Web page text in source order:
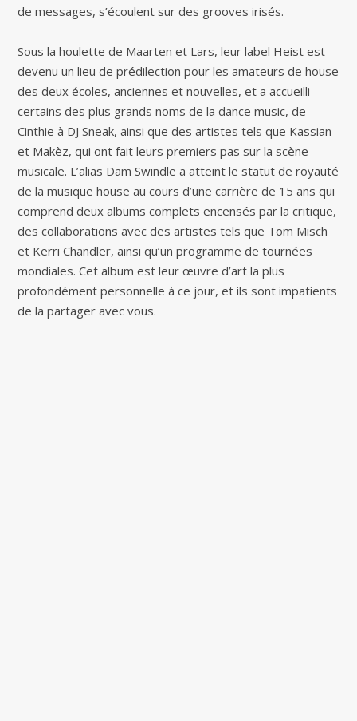
de messages, s’écoulent sur des grooves irisés.
Sous la houlette de Maarten et Lars, leur label Heist est
devenu un lieu de prédilection pour les amateurs de house
des deux écoles, anciennes et nouvelles, et a accueilli
certains des plus grands noms de la dance music, de
Cinthie à DJ Sneak, ainsi que des artistes tels que Kassian
et Makèz, qui ont fait leurs premiers pas sur la scène
musicale. L’alias Dam Swindle a atteint le statut de royauté
de la musique house au cours d’une carrière de 15 ans qui
comprend deux albums complets encensés par la critique,
des collaborations avec des artistes tels que Tom Misch
et Kerri Chandler, ainsi qu’un programme de tournées
mondiales. Cet album est leur œuvre d’art la plus
profondément personnelle à ce jour, et ils sont impatients
de la partager avec vous.